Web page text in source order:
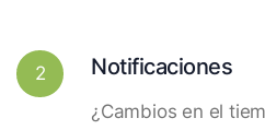
2 Notificaciones
¿Cambios en el